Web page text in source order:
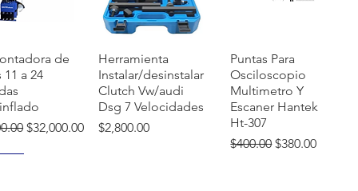
rápida de
11 a 24
Precio de oferta
$32,000.00
Vista rápida
Herramienta
Instalar/desinstalar
Clutch Vw/audi
Dsg 7 Velocidades
Precio
$2,800.00
Vista rápida
Puntas Para
Osciloscopio
Multimetro Y
Escaner Hantek
Ht-307
Precio
$400.00Precio de
$380.00